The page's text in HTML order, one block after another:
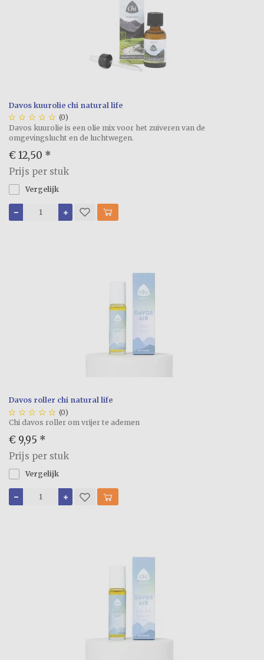
Davos kuurolie chi natural life
     (0)
Davos kuurolie is een olie mix voor het zuiveren van de
omgevingslucht en de luchtwegen.
€ 12,50 *
Prijs per stuk
Vergelijk
Davos roller chi natural life
     (0)
Chi davos roller om vrijer te ademen
€ 9,95 *
Prijs per stuk
Vergelijk